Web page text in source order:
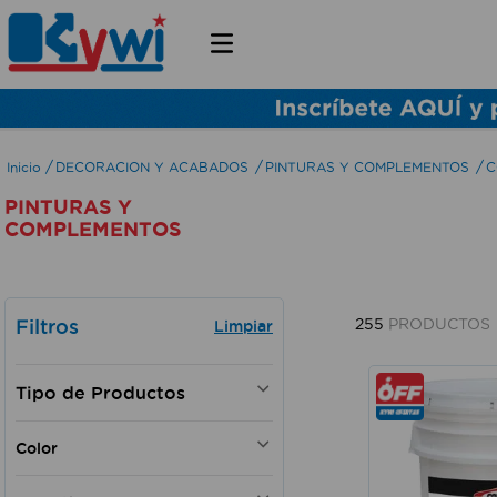
DECORACION Y ACABADOS PINTURAS Y COMPLEMENTOS
PINTURAS Y
COMPLEMENTOS
Filtros
ACABADOS PARA MADERA
Color
255 PRODUCTOS